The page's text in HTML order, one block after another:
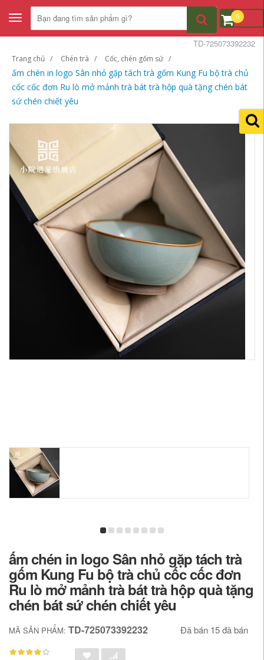
Toggle
navigation
0
Trang chủ Chén trà Cốc, chén gốm sứ
ấm chén in logo Sân nhỏ gặp tách trà gốm Kung Fu bộ trà chủ
cốc cốc đơn Ru lò mở mảnh trà bát trà hộp quà tặng chén bát
sứ chén chiết yêu
TD-725073392232
ấm chén in logo Sân nhỏ gặp tách trà
gốm Kung Fu bộ trà chủ cốc cốc đơn
Ru lò mở mảnh trà bát trà hộp quà tặng
chén bát sứ chén chiết yêu
MÃ SẢN PHẨM: TD-725073392232 Đã bán 15 đã bán